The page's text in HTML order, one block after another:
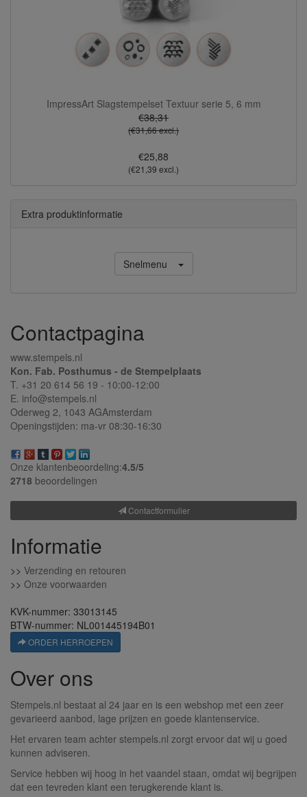
ImpressArt Slagstempelset Textuur serie 5, 6 mm
€38,31
(€31,66 excl.)
€25,88
(€21,39 excl.)
Extra produktinformatie
Snelmenu
Contactpagina
www.stempels.nl
Kon. Fab. Posthumus - de Stempelplaats
T. +31 20 614 56 19 - 10:00-12:00
E. info@stempels.nl
Oderweg 2, 1043 AGAmsterdam
Openingstijden: ma-vr 08:30-16:30
Onze klantenbeoordeling:4.5/5
2718 beoordelingen
Contactformulier
Informatie
>> Verzending en retouren
>> Onze voorwaarden
KVK-nummer: 33013145
BTW-nummer: NL001445194B01
ORDER HERROEPEN
Over ons
Stempels.nl bestaat al 24 jaar en is een webshop met een zeer
gevarieerd aanbod, lage prijzen en goede klantenservice.
Het ervaren team achter stempels.nl zorgt ervoor dat wij u goed
kunnen adviseren.
Service hebben wij hoog in het vaandel staan, omdat wij begrijpen
dat een tevreden klant een terugkerende klant is.